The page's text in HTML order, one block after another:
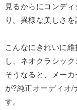
見るからにコンデ
り。異様な美しさ
こんなにきれいに
し、ネオクラシック
そうなると、メー
が?純正オーディオ
す。